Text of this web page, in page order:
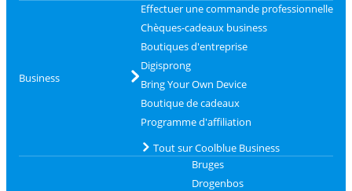
Business
Effectuer une commande professionnelle
Chèques-cadeaux business
Boutiques d'entreprise
Digisprong
Bring Your Own Device
Boutique de cadeaux
Programme d'affiliation
Tout sur Coolblue Business
Bruges
Drogenbos